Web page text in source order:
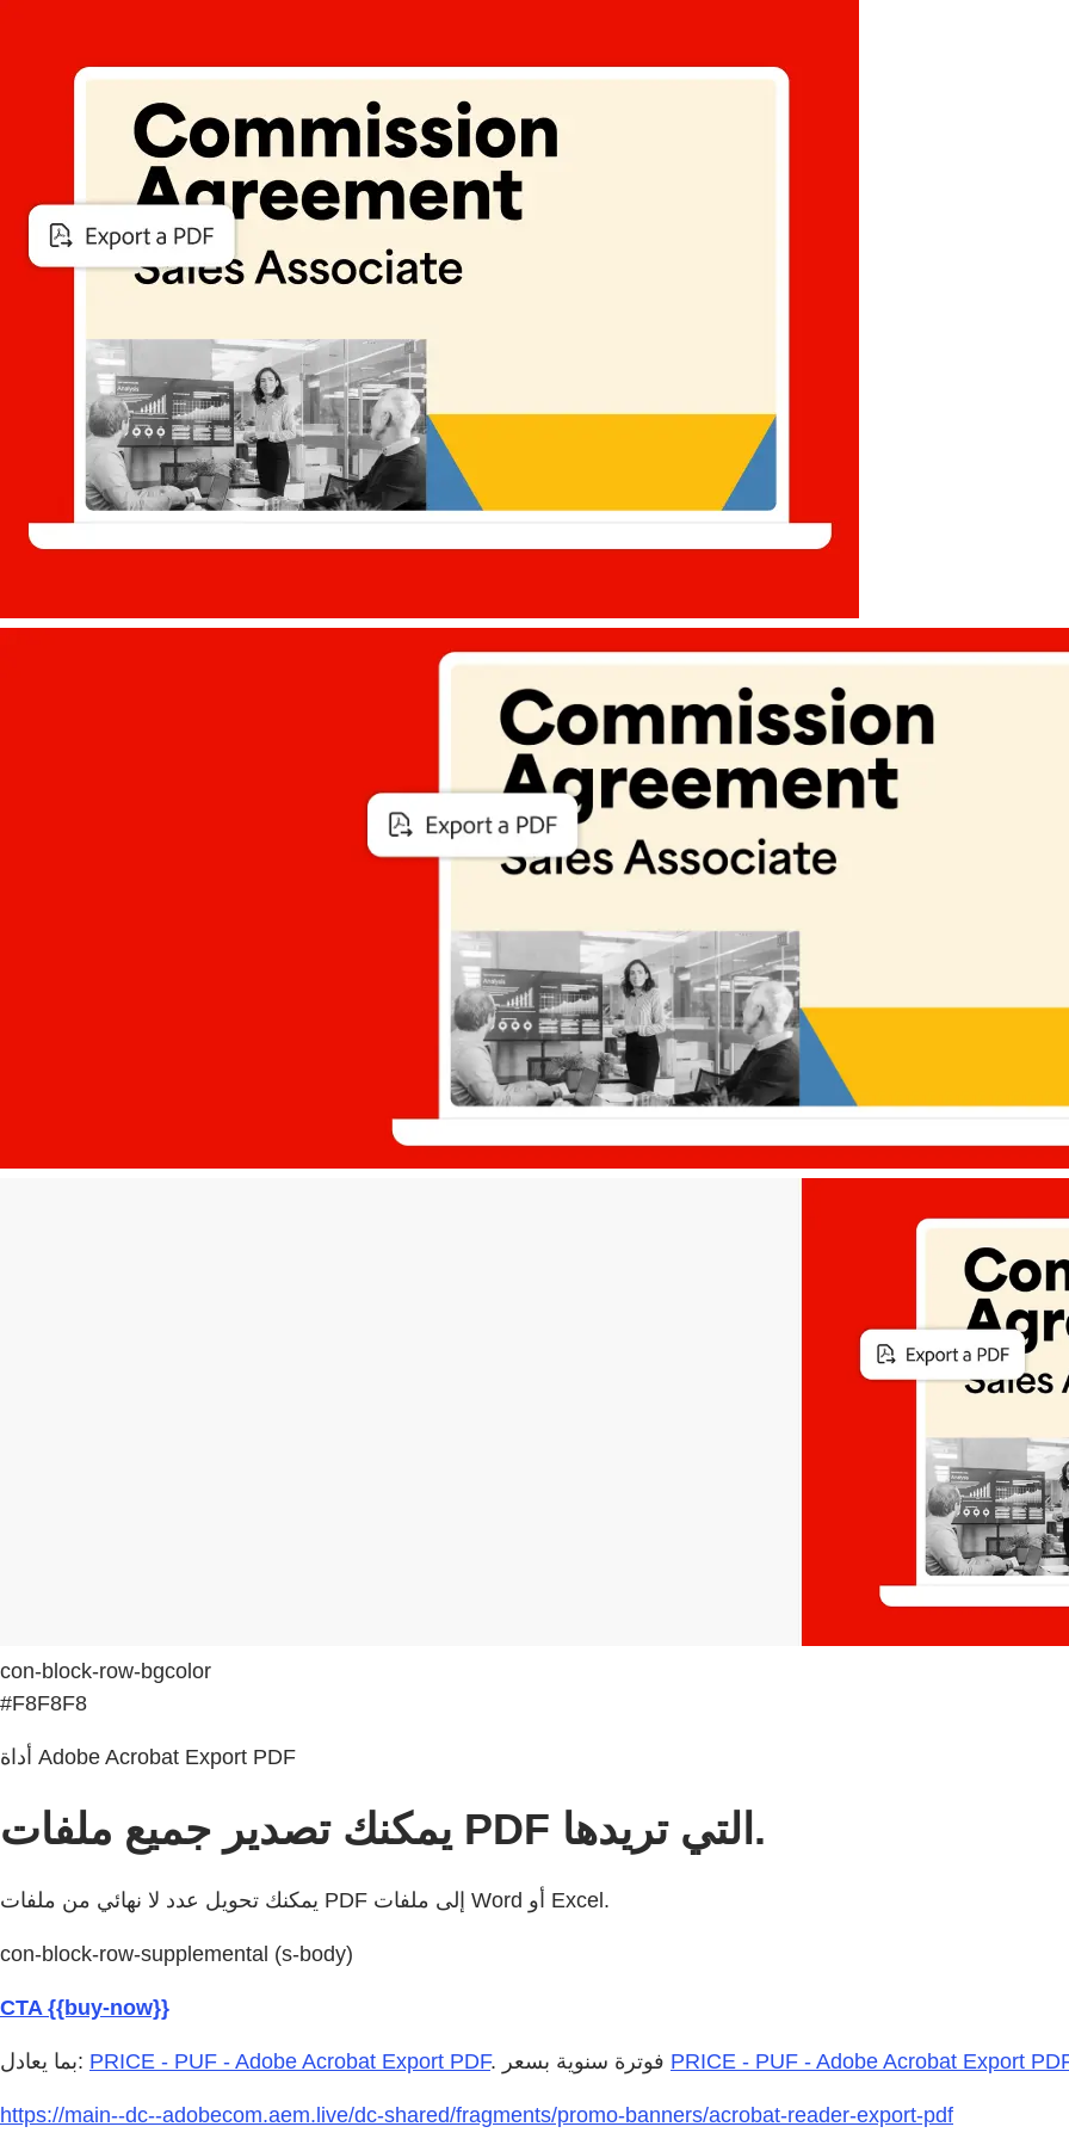
con-block-row-bgcolor
#F8F8F8
أداة Adobe Acrobat Export PDF
يمكنك تصدير جميع ملفات PDF التي تريدها.
يمكنك تحويل عدد لا نهائي من ملفات PDF إلى ملفات Word أو Excel.
con-block-row-supplemental (s-body)
CTA {{buy-now}}
بما يعادل: PRICE - PUF - Adobe Acrobat Export PDF PRICE - PUF - Adobe Acrobat Export
https://main--dc--adobecom.aem.live/dc-shared/fragments/promo-banners/acrobat-reader-export-pdf